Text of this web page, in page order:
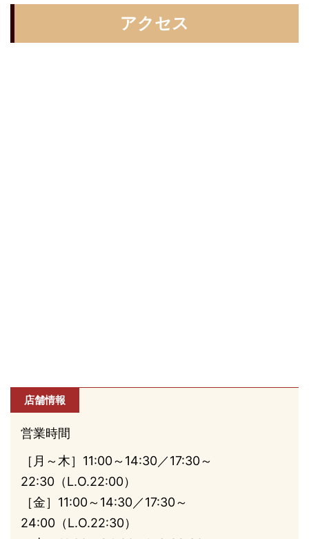
アクセス
店舗情報
営業時間
［月～木］11:00～14:30／17:30～
22:30（L.O.22:00）
［金］11:00～14:30／17:30～
24:00（L.O.22:30）